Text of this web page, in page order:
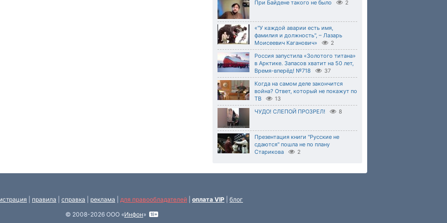
При Байдене такого не было 2
«"У каждой аварии есть имя,
фамилия и должность", – Лазарь
Моисеевич Каганович»
2
Россия запустила «Золотого титана»
в Арктике. Запасов хватит на 50 лет,
Время-вперёд! №718
37
Когда на самом деле закончится
война? Ответ, который не покажут по
ТВ
13
ЧУДО! СЛЕПОЙ ПРОЗРЕЛ! 8
Презентация книги "Русские не
сдаются" пошла не по плану
Старикова
2
правила справка реклама для правообладателей оплата VIP
блог
© 2008-2026 ООО «Инфон»